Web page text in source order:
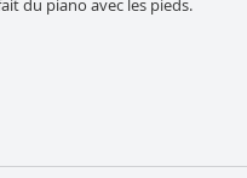
du piano avec les pieds.